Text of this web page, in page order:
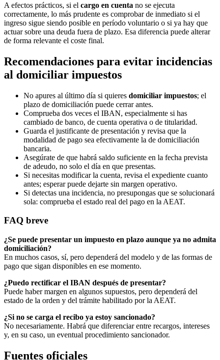
A efectos prácticos, si el cargo en cuenta no se ejecuta
correctamente, lo más prudente es comprobar de inmediato si el
ingreso sigue siendo posible en período voluntario o si ya hay que
actuar sobre una deuda fuera de plazo. Esa diferencia puede alterar
de forma relevante el coste final.
Recomendaciones para evitar incidencias
al domiciliar impuestos
No apures al último día si quieres domiciliar impuestos; el
plazo de domiciliación puede cerrar antes.
Comprueba dos veces el IBAN, especialmente si has
cambiado de banco, de cuenta operativa o de titularidad.
Guarda el justificante de presentación y revisa que la
modalidad de pago sea efectivamente la de domiciliación
bancaria.
Asegúrate de que habrá saldo suficiente en la fecha prevista
de adeudo, no solo el día en que presentas.
Si necesitas modificar la cuenta, revisa el expediente cuanto
antes; esperar puede dejarte sin margen operativo.
Si detectas una incidencia, no presupongas que se solucionará
sola: comprueba el estado real del pago en la AEAT.
FAQ breve
¿Se puede presentar un impuesto en plazo aunque ya no admita
domiciliación?
En muchos casos, sí, pero dependerá del modelo y de las formas de
pago que sigan disponibles en ese momento.
¿Puedo rectificar el IBAN después de presentar?
Puede haber margen en algunos supuestos, pero dependerá del
estado de la orden y del trámite habilitado por la AEAT.
¿Si no se carga el recibo ya estoy sancionado?
No necesariamente. Habrá que diferenciar entre recargos, intereses
y, en su caso, un eventual procedimiento sancionador.
Fuentes oficiales